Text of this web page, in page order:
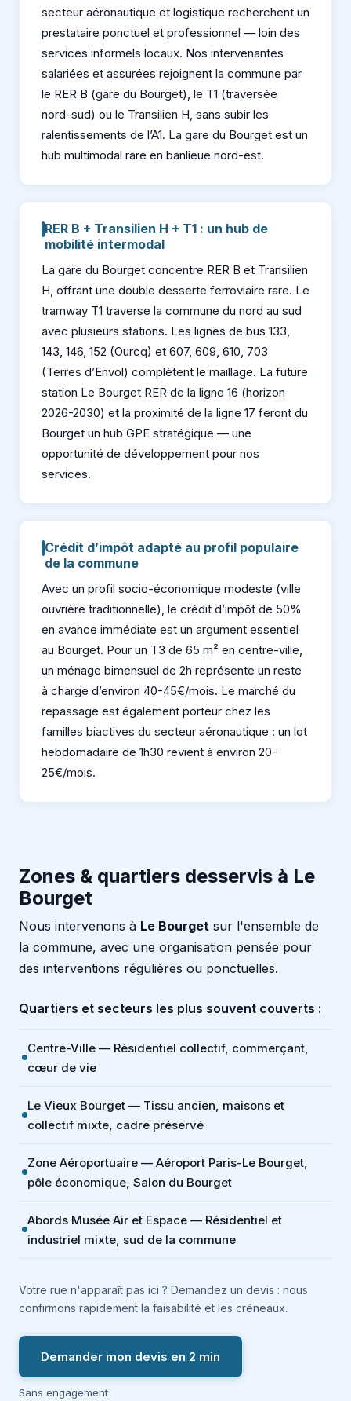
secteur aéronautique et logistique recherchent un
prestataire ponctuel et professionnel — loin des
services informels locaux. Nos intervenantes
salariées et assurées rejoignent la commune par
le RER B (gare du Bourget), le T1 (traversée
nord-sud) ou le Transilien H, sans subir les
ralentissements de l’A1. La gare du Bourget est un
hub multimodal rare en banlieue nord-est.
RER B + Transilien H + T1 : un hub de
mobilité intermodal
La gare du Bourget concentre RER B et Transilien
H, offrant une double desserte ferroviaire rare. Le
tramway T1 traverse la commune du nord au sud
avec plusieurs stations. Les lignes de bus 133,
143, 146, 152 (Ourcq) et 607, 609, 610, 703
(Terres d’Envol) complètent le maillage. La future
station Le Bourget RER de la ligne 16 (horizon
2026-2030) et la proximité de la ligne 17 feront du
Bourget un hub GPE stratégique — une
opportunité de développement pour nos
services.
Crédit d’impôt adapté au profil populaire
de la commune
Avec un profil socio-économique modeste (ville
ouvrière traditionnelle), le crédit d’impôt de 50%
en avance immédiate est un argument essentiel
au Bourget. Pour un T3 de 65 m² en centre-ville,
un ménage bimensuel de 2h représente un reste
à charge d’environ 40-45€/mois. Le marché du
repassage est également porteur chez les
familles biactives du secteur aéronautique : un lot
hebdomadaire de 1h30 revient à environ 20-
25€/mois.
Zones & quartiers desservis à Le
Bourget
Nous intervenons à Le Bourget sur l'ensemble de
la commune, avec une organisation pensée pour
des interventions régulières ou ponctuelles.
Quartiers et secteurs les plus souvent couverts :
Centre-Ville — Résidentiel collectif, commerçant,
cœur de vie
Le Vieux Bourget — Tissu ancien, maisons et
collectif mixte, cadre préservé
Zone Aéroportuaire — Aéroport Paris-Le Bourget,
pôle économique, Salon du Bourget
Abords Musée Air et Espace — Résidentiel et
industriel mixte, sud de la commune
Votre rue n'apparaît pas ici ? Demandez un devis : nous
confirmons rapidement la faisabilité et les créneaux.
Demander mon devis en 2 min
Sans engagement